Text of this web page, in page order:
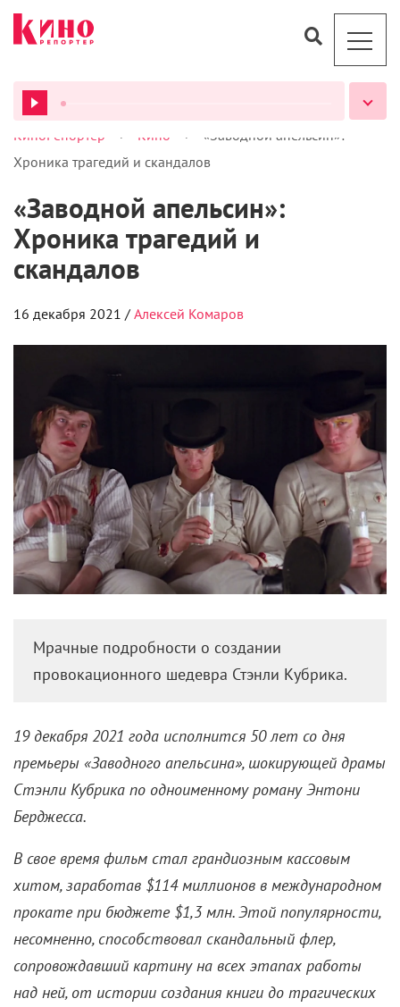
ВСЕ ПОДКАСТЫ
КиноРепортер > Кино >
«Заводной апельсин»:
Хроника трагедий и скандалов
«Заводной апельсин»:
Хроника трагедий и
скандалов
16 декабря 2021 / Алексей Комаров
Мрачные подробности о создании
провокационного шедевра Стэнли Кубрика.
19 декабря 2021 года исполнится 50 лет со дня
премьеры «Заводного апельсина», шокирующей драмы
Стэнли Кубрика по одноименному роману Энтони
Берджесса.
В свое время фильм стал грандиозным кассовым
хитом, заработав $114 миллионов в международном
прокате при бюджете $1,3 млн. Этой популярности,
несомненно, способствовал скандальный флер,
сопровождавший картину на всех этапах работы
над ней, от истории создания книги до трагических